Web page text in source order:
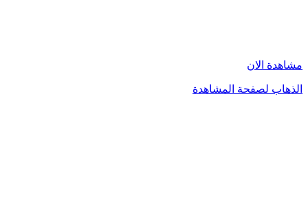
مشاهدة الان
الذهاب لصفحة المشاهدة